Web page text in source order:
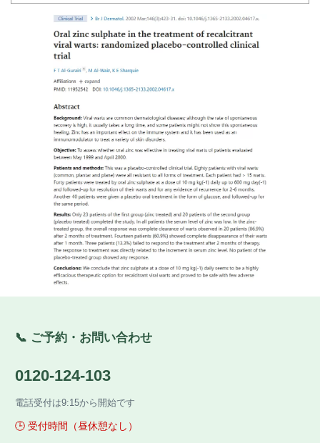
📞 ご予約・お問い合わせ
0120-124-103
電話受付は9:15から開始です
🕒 受付時間（昼休憩なし）